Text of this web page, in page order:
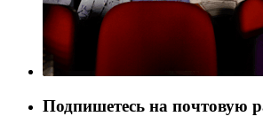
Подпишетесь на почтовую